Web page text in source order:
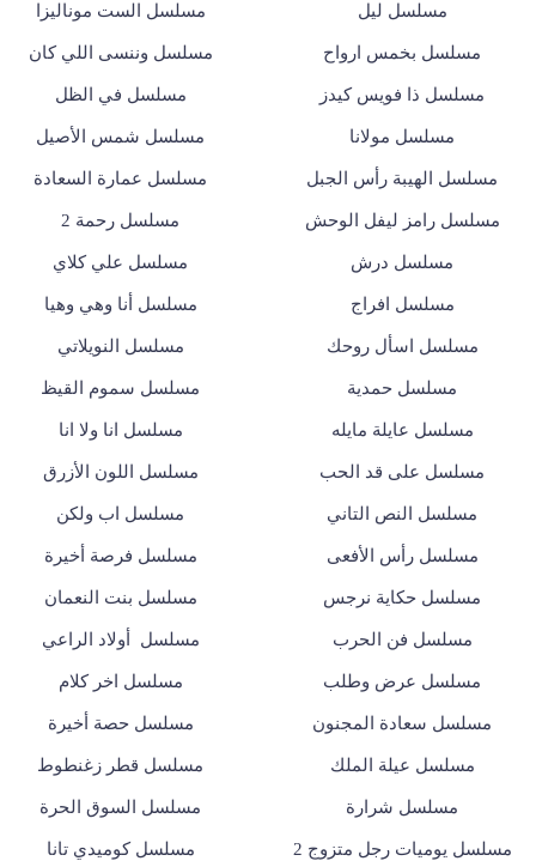
مسلسل ليل مسلسل الست موناليزا
مسلسل بخمس ارواح مسلسل وننسى اللي كان
مسلسل ذا فويس كيدز مسلسل في الظل
مسلسل مولانا مسلسل شمس الأصيل
مسلسل الهيبة رأس الجبل مسلسل عمارة السعادة
مسلسل رامز ليفل الوحش مسلسل رحمة 2
مسلسل درش مسلسل علي كلاي
مسلسل افراج مسلسل أنا وهي وهيا
مسلسل اسأل روحك مسلسل النويلاتي
مسلسل حمدية مسلسل سموم القيظ
مسلسل عايلة مايله مسلسل انا ولا انا
مسلسل على قد الحب مسلسل اللون الأزرق
مسلسل النص التاني مسلسل اب ولكن
مسلسل رأس الأفعى مسلسل فرصة أخيرة
مسلسل حكاية نرجس مسلسل بنت النعمان
مسلسل فن الحرب مسلسل أولاد الراعي
مسلسل عرض وطلب مسلسل اخر كلام
مسلسل سعادة المجنون مسلسل حصة أخيرة
مسلسل عيلة الملك مسلسل قطر زغنطوط
مسلسل شرارة مسلسل السوق الحرة
مسلسل يوميات رجل متزوج 2 مسلسل كوميدي تانا